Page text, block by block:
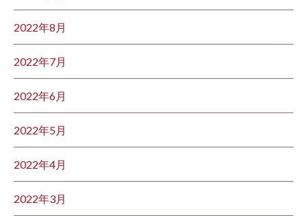
2022年8月
2022年7月
2022年6月
2022年5月
2022年4月
2022年3月